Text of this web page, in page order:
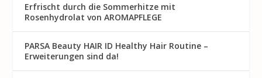
Erfrischt durch die Sommerhitze mit
Rosenhydrolat von AROMAPFLEGE
PARSA Beauty HAIR ID Healthy Hair Routine –
Erweiterungen sind da!